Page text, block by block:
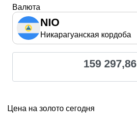
Валюта
NIO
Никарагуанская кордоба
159 297,86
Цена на золото сегодня